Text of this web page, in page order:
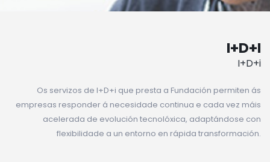
I+D+I
I+D+i
Os servizos de I+D+i que presta a Fundación permiten ás
empresas responder á necesidade continua e cada vez máis
acelerada de evolución tecnolóxica, adaptándose con
flexibilidade a un entorno en rápida transformación.